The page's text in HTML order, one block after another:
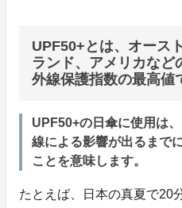
UPF50+とは、オース
ランド、アメリカなど
外線保護指数の最高値
UPF50+の日傘に使用は
線による影響が出るまで
ことを意味します。
たとえば、日本の真夏で20